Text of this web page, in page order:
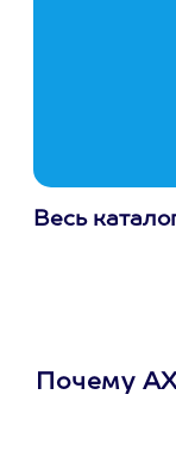
Весь
Почему